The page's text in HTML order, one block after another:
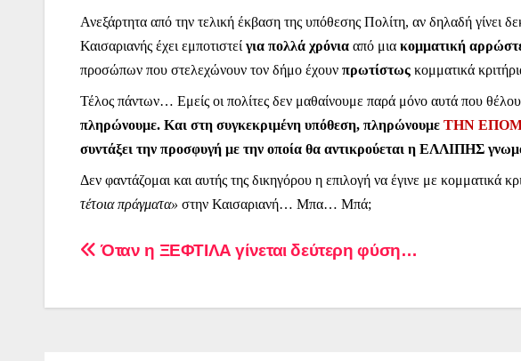
Ανεξάρτητα από την τελική έκβαση της υπόθεσης Πολίτη, αν δηλαδή γίνει
Καισαριανής έχει εμποτιστείγια πολλά χρόνια από μια κομματική
προσώπων που στελεχώνουν τον δήμο έχουν πρωτίστως κομματικά
Τέλος πάντων… Εμείς οι πολίτες δεν μαθαίνουμε παρά μόνο αυτά που
πληρώνουμε. Και στη συγκεκριμένη υπόθεση, πληρώνουμε ΤΗΝ
συντάξει την προσφυγή με την οποία θα αντικρούεται η ΕΛΛΙΠΗΣ
Δεν φαντάζομαι και αυτής της δικηγόρου η επιλογή να έγινε με
τέτοια πράγματα» στην Καισαριανή… Μπα… Μπά;
Πλοήγηση
Όταν η ΞΕΦΤΙΛΑ γίνεται δεύτερη φύση…